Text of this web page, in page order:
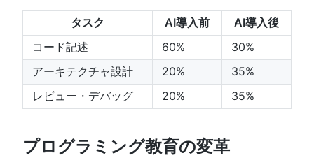
タスク AI導入前
AI導入後
コード記述
60%
30%
アーキテクチャ設計
20%
35%
レビュー・デバッグ
20% 35%
プログラミング教育の変革